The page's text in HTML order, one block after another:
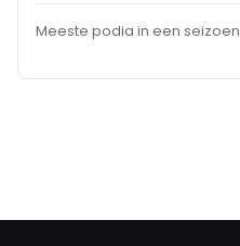
Meeste podia in een seizoen